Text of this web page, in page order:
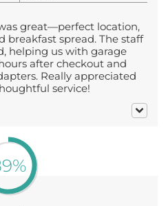
great—perfect location,
breakfast spread. The staff
helping us with garage
after checkout and
Really appreciated
service!